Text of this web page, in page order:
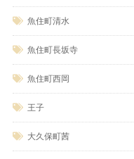
魚住町清水
魚住町長坂寺
魚住町西岡
王子
大久保町茜